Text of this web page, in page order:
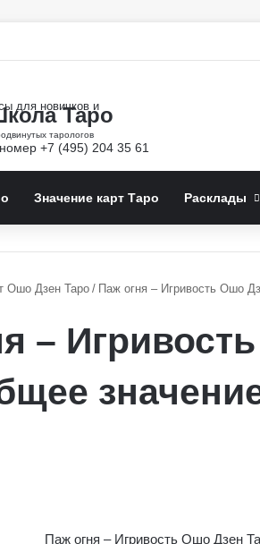
Значение карт Таро Расклады
Ошо Дзен Таро / Паж огня – Игривость Ошо
–